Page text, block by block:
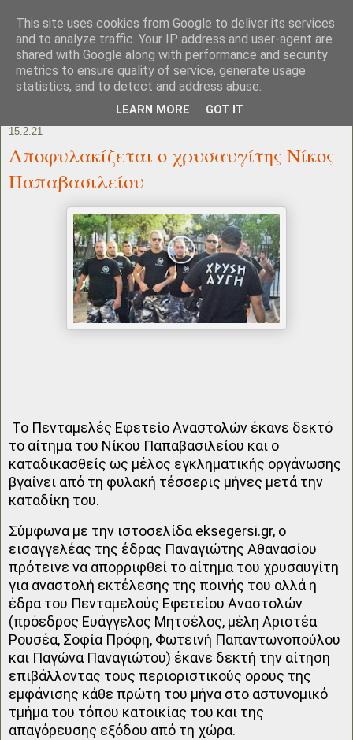
15.2.21
Αποφυλακίζεται ο χρυσαυγίτης Νίκος
Παπαβασιλείου
Το Πενταμελές Εφετείο Αναστολών έκανε δεκτό
το αίτημα του Νίκου Παπαβασιλείου και ο
καταδικασθείς ως μέλος εγκληματικής οργάνωσης
βγαίνει από τη φυλακή τέσσερις μήνες μετά την
καταδίκη του.
Σύμφωνα με την ιστοσελίδα eksegersi.gr, o
εισαγγελέας της έδρας Παναγιώτης Αθανασίου
πρότεινε να απορριφθεί το αίτημα του χρυσαυγίτη
για αναστολή εκτέλεσης της ποινής του αλλά η
έδρα του Πενταμελούς Εφετείου Αναστολών
(πρόεδρος Ευάγγελος Μητσέλος, μέλη Αριστέα
Ρουσέα, Σοφία Πρόφη, Φωτεινή Παπαντωνοπούλου
και Παγώνα Παναγιώτου) έκανε δεκτή την αίτηση
επιβάλλοντας τους περιοριστικούς ορους της
εμφάνισης κάθε πρώτη του μήνα στο αστυνομικό
τμήμα του τόπου κατοικίας του και της
απαγόρευσης εξόδου από τη χώρα.
This site uses cookies from Google to deliver its services
and to analyze traffic. Your IP address and user-agent are
shared with Google along with performance and security
metrics to ensure quality of service, generate usage
statistics, and to detect and address abuse.
LEARN MORE GOT IT